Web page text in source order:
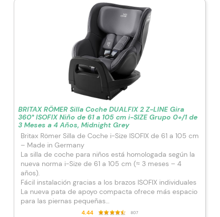
BRITAX RÖMER Silla Coche DUALFIX 2 Z-LINE Gira
360° ISOFIX Niño de 61 a 105 cm i-SIZE Grupo 0+/1 de
3 Meses a 4 Años, Midnight Grey
Britax Römer Silla de Coche i-Size ISOFIX de 61 a 105 cm
– Made in Germany
La silla de coche para niños está homologada según la
nueva norma i-Size de 61 a 105 cm (≈ 3 meses – 4
años).
Fácil instalación gracias a los brazos ISOFIX individuales
La nueva pata de apoyo compacta ofrece más espacio
para las piernas pequeñas
Gracias a la función de giro de 360°, la silla de coche
4.44 807